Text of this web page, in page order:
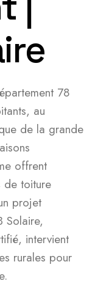
78
au
de la grande
offrent
de toiture
projet
Solaire,
intervient
rurales pour